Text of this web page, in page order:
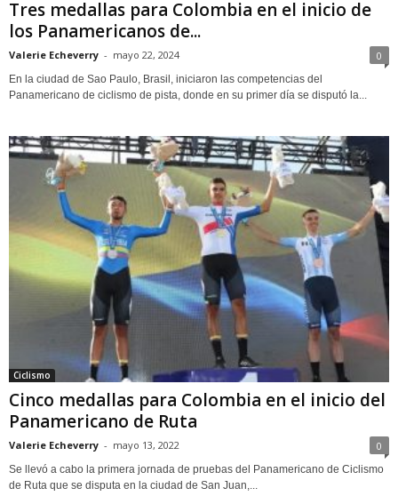
Tres medallas para Colombia en el inicio de
los Panamericanos de...
Valerie Echeverry - mayo 22, 2024 0
En la ciudad de Sao Paulo, Brasil, iniciaron las competencias del
Panamericano de ciclismo de pista, donde en su primer día se disputó la...
Ciclismo
Cinco medallas para Colombia en el inicio del
Panamericano de Ruta
Valerie Echeverry - mayo 13, 2022 0
Se llevó a cabo la primera jornada de pruebas del Panamericano de Ciclismo
de Ruta que se disputa en la ciudad de San Juan,...